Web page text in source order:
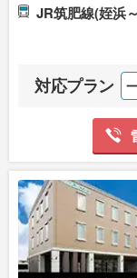
JR筑肥線(姪浜
対応プラン